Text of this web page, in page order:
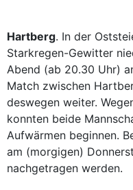
Hartberg. In der
Starkregen-Gewitter
Abend (ab 20.30 Uhr)
Match zwischen
deswegen weiter.
konnten beide
Aufwärmen beginnen.
am (morgigen)
nachgetragen werden.